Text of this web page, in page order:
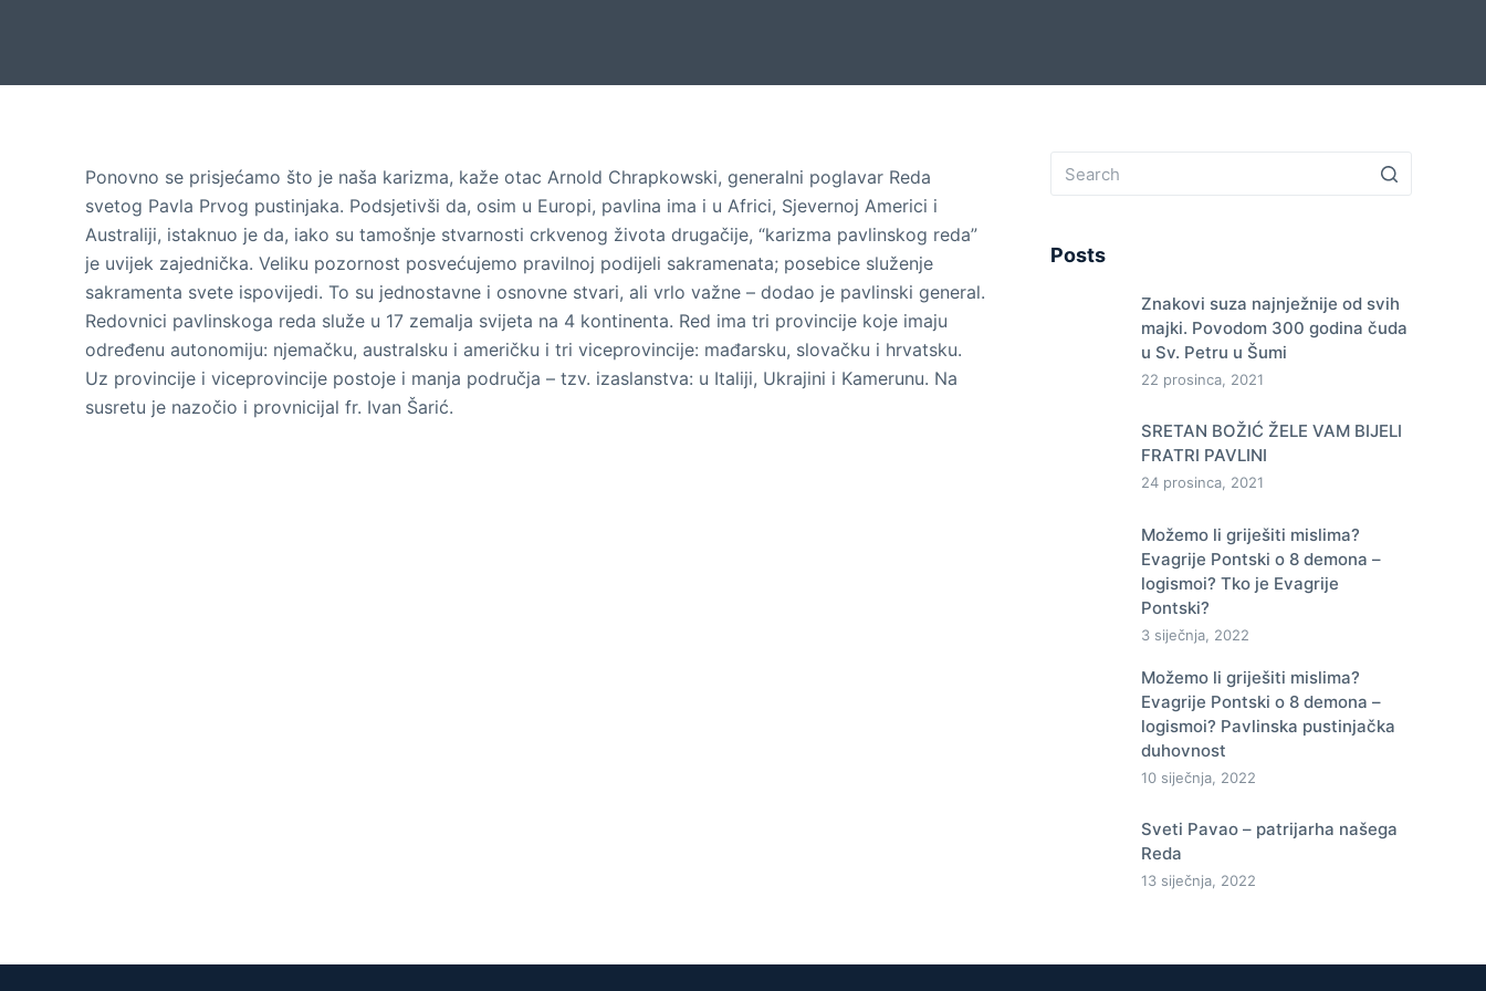
Ponovno se prisjećamo što je naša karizma, kaže otac Arnold Chrapkowski, generalni poglavar Reda
svetog Pavla Prvog pustinjaka. Podsjetivši da, osim u Europi, pavlina ima i u Africi, Sjevernoj Americi i
Australiji, istaknuo je da, iako su tamošnje stvarnosti crkvenog života drugačije, “karizma pavlinskog reda”
je uvijek zajednička. Veliku pozornost posvećujemo pravilnoj podijeli sakramenata; posebice služenje
sakramenta svete ispovijedi. To su jednostavne i osnovne stvari, ali vrlo važne – dodao je pavlinski general.
Redovnici pavlinskoga reda služe u 17 zemalja svijeta na 4 kontinenta. Red ima tri provincije koje imaju
određenu autonomiju: njemačku, australsku i američku i tri viceprovincije: mađarsku, slovačku i hrvatsku.
Uz provincije i viceprovincije postoje i manja područja – tzv. izaslanstva: u Italiji, Ukrajini i Kamerunu. Na
susretu je nazočio i provnicijal fr. Ivan Šarić.
Posts
Znakovi suza najnježnije od svih
majki. Povodom 300 godina čuda
u Sv. Petru u Šumi
22 prosinca, 2021
SRETAN BOŽIĆ ŽELE VAM BIJELI
FRATRI PAVLINI
24 prosinca, 2021
Možemo li griješiti mislima?
Evagrije Pontski o 8 demona –
logismoi? Tko je Evagrije
Pontski?
3 siječnja, 2022
Možemo li griješiti mislima?
Evagrije Pontski o 8 demona –
logismoi? Pavlinska pustinjačka
duhovnost
10 siječnja, 2022
Sveti Pavao – patrijarha našega
Reda
13 siječnja, 2022